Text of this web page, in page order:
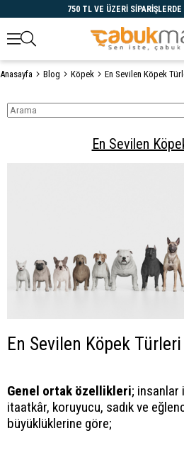
750 TL VE ÜZERİ
Anasayfa Blog Köpek En Sevilen Köpek
En Sevilen
En Sevilen Köpek Türleri
Genel ortak özellikleri; insanlar
itaatkâr, koruyucu, sadık ve
büyüklüklerine göre;
Öne